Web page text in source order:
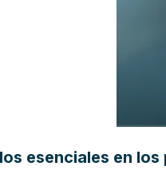
esenciales en los